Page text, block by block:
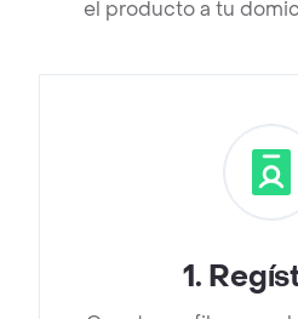
el producto a tu
1.